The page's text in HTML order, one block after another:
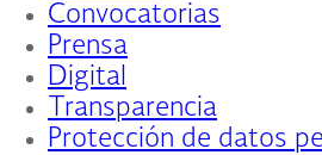
Convocatorias
Prensa
Digital
Transparencia
Protección de datos